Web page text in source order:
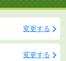
変更する
変更する